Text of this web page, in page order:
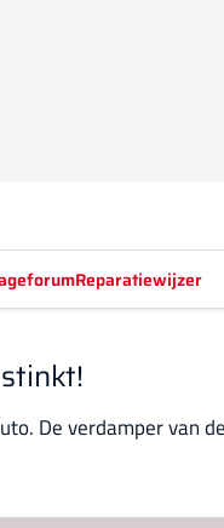
Reparatiewijzer
De verdamper van